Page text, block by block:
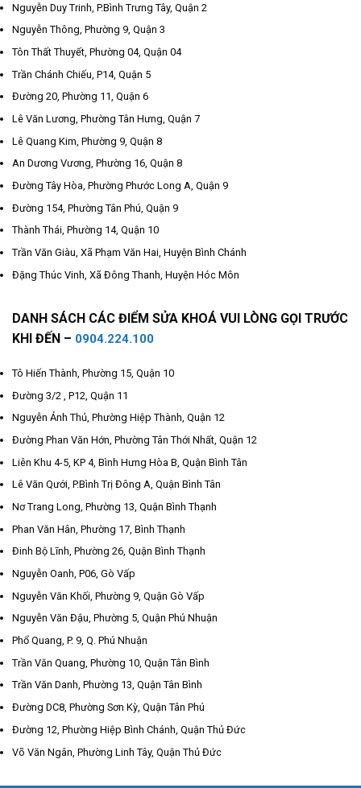
Nguyễn Duy Trinh, P.Bình Trưng Tây, Quận 2
Nguyễn Thông, Phường 9, Quận 3
Tôn Thất Thuyết, Phường 04, Quận 04
Trần Chánh Chiếu, P14, Quận 5
Đường 20, Phường 11, Quận 6
Lê Văn Lương, Phường Tân Hưng, Quận 7
Lê Quang Kim, Phường 9, Quận 8
An Dương Vương, Phường 16, Quận 8
Đường Tây Hòa, Phường Phước Long A, Quận 9
Đường 154, Phường Tân Phú, Quận 9
Thành Thái, Phường 14, Quận 10
Trần Văn Giàu, Xã Phạm Văn Hai, Huyện Bình Chánh
Đặng Thúc Vinh, Xã Đông Thanh, Huyện Hóc Môn
DANH SÁCH CÁC ĐIỂM SỬA KHOÁ VUI LÒNG GỌI TRƯỚC
KHI ĐẾN – 0904.224.100
Tô Hiến Thành, Phường 15, Quận 10
Đường 3/2 , P12, Quận 11
Nguyễn Ảnh Thủ, Phường Hiệp Thành, Quận 12
Đường Phan Văn Hớn, Phường Tân Thới Nhất, Quận 12
Liên Khu 4-5, KP 4, Bình Hưng Hòa B, Quận Bình Tân
Lê Văn Qưới, P.Bình Trị Đông A, Quận Bình Tân
Nơ Trang Long, Phường 13, Quận Bình Thạnh
Phan Văn Hân, Phường 17, Bình Thạnh
Đinh Bộ Lĩnh, Phường 26, Quận Bình Thạnh
Nguyễn Oanh, P06, Gò Vấp
Nguyễn Văn Khối, Phường 9, Quận Gò Vấp
Nguyễn Văn Đậu, Phường 5, Quận Phú Nhuận
Phổ Quang, P. 9, Q. Phú Nhuận
Trần Văn Quang, Phường 10, Quận Tân Bình
Trần Văn Danh, Phường 13, Quận Tân Bình
Đường DC8, Phường Sơn Kỳ, Quận Tân Phú
Đường 12, Phường Hiệp Bình Chánh, Quận Thủ Đức
Võ Văn Ngân, Phường Linh Tây, Quận Thủ Đức